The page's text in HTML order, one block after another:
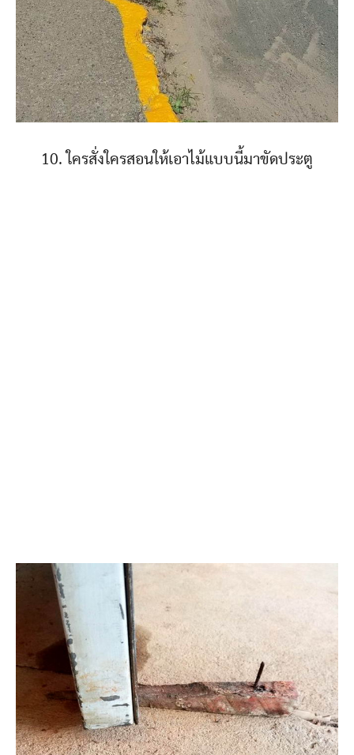
10. ใครสั่งใครสอนให้เอาไม้แบบนี้มาขัดประตู